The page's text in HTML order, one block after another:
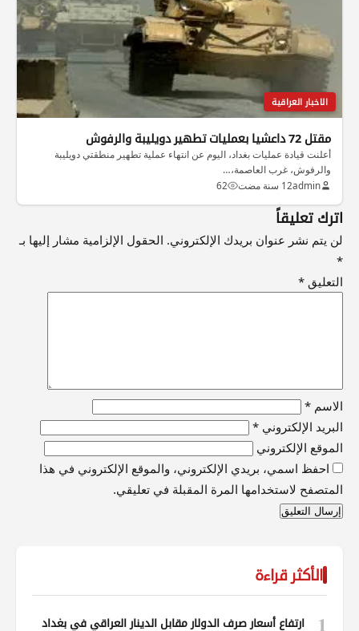
الاخبار العراقية
مقتل 72 داعشيا بعمليات تطهير دويليبة والرفوش
أعلنت قيادة عمليات بغداد، اليوم عن انتهاء عملية تطهير منطقتي دويليبة
والرفوش، غرب العاصمة،…
admin12 سنة مضت 62
اترك تعليقاً
لن يتم نشر عنوان بريدك الإلكتروني. الحقول الإلزامية مشار إليها بـ
*
التعليق *
الاسم *
البريد الإلكتروني *
الموقع الإلكتروني
احفظ اسمي، بريدي الإلكتروني، والموقع الإلكتروني في هذا
المتصفح لاستخدامها المرة المقبلة في تعليقي.
الأكثر قراءة
1
ارتفاع أسعار صرف الدولار مقابل الدينار العراقي في بغداد